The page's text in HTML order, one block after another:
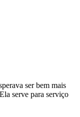
ser bem mais
serve para serviço